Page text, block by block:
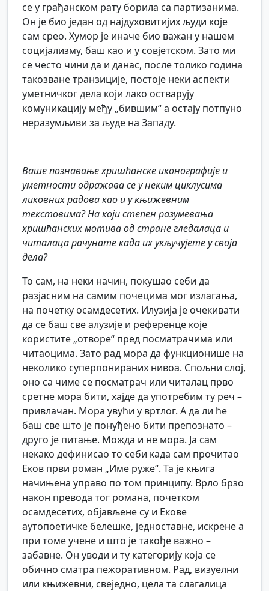
се у грађанском рату борила са партизанима.
Он је био један од најдуховитијих људи које
сам срео. Хумор је иначе био важан у нашем
социјализму, баш као и у совјетском. Зато ми
се често чини да и данас, после толико година
такозване транзиције, постоје неки аспекти
уметничког дела који лако остварују
комуникацију међу „бившим“ а остају потпуно
неразумљиви за људе на Западу.
Ваше познавање хришћанске иконографије и
уметности одражава се у неким циклусима
ликовних радова као и у књижевним
текстовима? На који степен разумевања
хришћанских мотива од стране гледалаца и
читалаца рачунате када их укључујете у своја
дела?
То сам, на неки начин, покушао себи да
разјасним на самим почецима мог излагања,
на почетку осамдесетих. Илузија је очекивати
да се баш све алузије и референце које
користите „отворе“ пред посматрачима или
читаоцима. Зато рад мора да функционише на
неколико суперпонираних нивоа. Спољни слој,
оно са чиме се посматрач или читалац прво
сретне мора бити, хајде да употребим ту реч –
привлачан. Мора увући у вртлог. А да ли ће
баш све што је понуђено бити препознато –
друго је питање. Можда и не мора. Ја сам
некако дефинисао то себи када сам прочитао
Еков први роман „Име руже“. Та је књига
начињена управо по том принципу. Врло брзо
након превода тог романа, почетком
осамдесетих, објављене су и Екове
аутопоетичке белешке, једноставне, искрене а
при томе учене и што је такође важно –
забавне. Он уводи и ту категорију која се
обично сматра пежоративном. Рад, визуелни
или књижевни, свеједно, цела та слагалица